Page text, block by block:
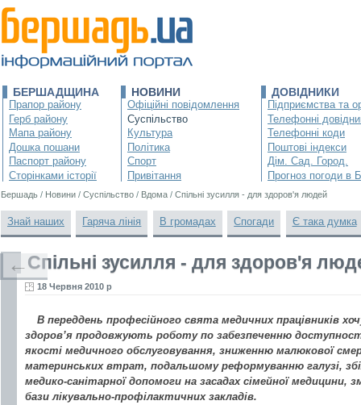
БЕРШАДЩИНА
Прапор району
Герб району
Мапа району
Дошка пошани
Паспорт району
Сторінками історії
НОВИНИ
Офіційні повідомлення
Суспільство
Культура
Політика
Спорт
Привітання
ДОВІДНИКИ
Підприємства та
Телефонні
Телефонні коди
Поштові індекси
Дім. Сад. Город.
Прогноз погоди в
Бершадь / Новини / Суспільство / Вдома / Спільні зусилля - для здоров'я людей
Знай наших Гаряча лінія В громадах Спогади Є така думка
Спільні зусилля - для здоров'я
18 Червня 2010 р
В переддень професійного свята медичних працівників
здоров’я продовжують роботу по забезпеченню
якості медичного обслуговування, зниженню малюкової
материнських втрат, подальшому реформуванню галузі,
медико-санітарної допомоги на засадах сімейної медицини,
бази лікувально-профілактичних закладів.
←